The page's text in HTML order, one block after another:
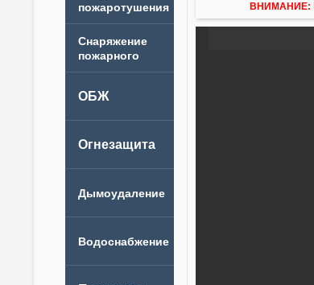
ВНИМАНИЕ: